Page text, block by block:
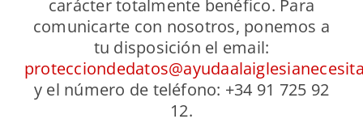
carácter totalmente benéfico. Para
comunicarte con nosotros, ponemos a
tu disposición el email:
y el número de teléfono: +34 91 725 92
12.